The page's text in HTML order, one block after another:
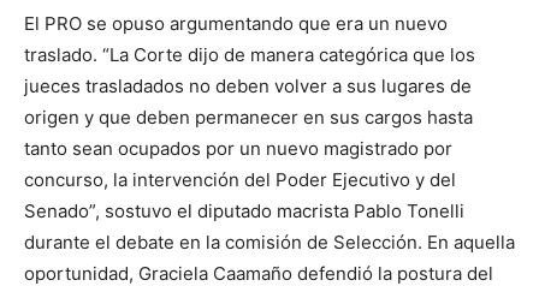
El PRO se opuso argumentando que era un nuevo
traslado. “La Corte dijo de manera categórica que los
jueces trasladados no deben volver a sus lugares de
origen y que deben permanecer en sus cargos hasta
tanto sean ocupados por un nuevo magistrado por
concurso, la intervención del Poder Ejecutivo y del
Senado”, sostuvo el diputado macrista Pablo Tonelli
durante el debate en la comisión de Selección. En aquella
oportunidad, Graciela Caamaño defendió la postura del